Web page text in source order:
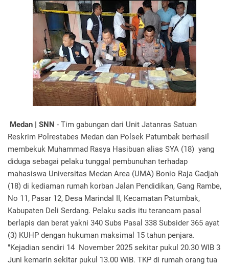
Medan | SNN - Tim gabungan dari Unit Jatanras Satuan
Reskrim Polrestabes Medan dan Polsek Patumbak berhasil
membekuk Muhammad Rasya Hasibuan alias SYA (18) yang
diduga sebagai pelaku tunggal pembunuhan terhadap
mahasiswa Universitas Medan Area (UMA) Bonio Raja Gadjah
(18) di kediaman rumah korban Jalan Pendidikan, Gang Rambe,
No 11, Pasar 12, Desa Marindal II, Kecamatan Patumbak,
Kabupaten Deli Serdang. Pelaku sadis itu terancam pasal
berlapis dan berat yakni 340 Subs Pasal 338 Subsider 365 ayat
(3) KUHP dengan hukuman maksimal 15 tahun penjara.
"Kejadian sendiri 14 November 2025 sekitar pukul 20.30 WIB 3
Juni kemarin sekitar pukul 13.00 WIB. TKP di rumah orang tua